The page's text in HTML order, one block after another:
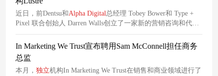
近日，前Dentsu和Alpha Digital总经理 Tobey Bower和 Type +
Pixel 联合创始人 Darren Walls创立了一家新的营销咨询和代理
机构Lustre。
In Marketing We Trust宣布聘用Sam McConnell担任商务
总监
本月， 独立机构In Marketing We Trust在销售和商业领域进行了